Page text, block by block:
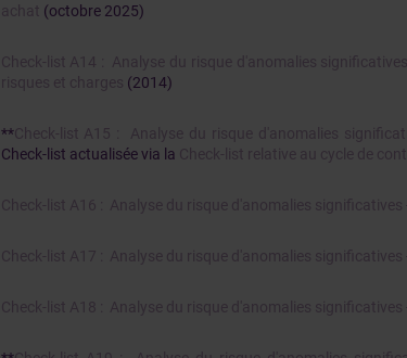
achat (octobre 2025)
Check-list A14 : Analyse du risque d'anomalies
risques et charges (2014)
**Check-list A15 : Analyse du risque d'anomalies
Check-list actualisée via la Check-list relative au cycle de
Check-list A16 : Analyse du risque d'anomalies
Check-list A17 : Analyse du risque d'anomalies significatives
Check-list A18 : Analyse du risque d'anomalies significatives